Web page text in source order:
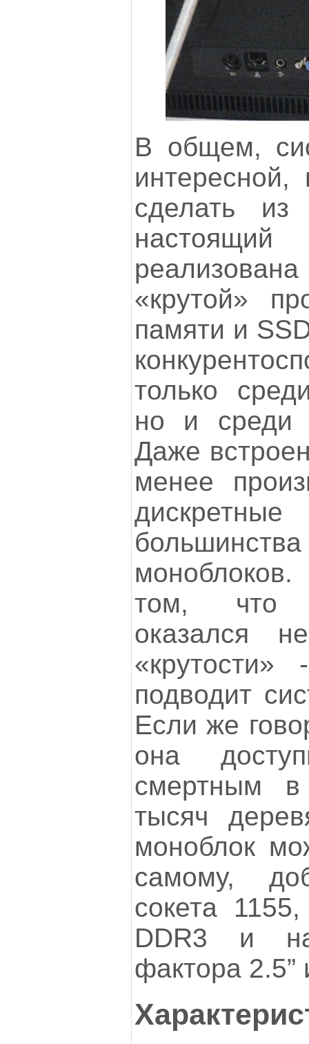
В общем,
сделать из
«крутой»
памяти и
только
но и среди
Даже
менее
том, что
оказался
«крутости»
подводит
Если же
она
смертным
тысяч
моноблок
самому,
сокета
DDR3 и
фактора 2.5”